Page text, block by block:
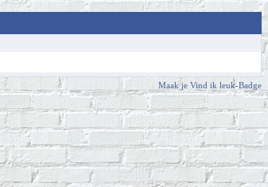
Maak je Vind ik leuk-Badge